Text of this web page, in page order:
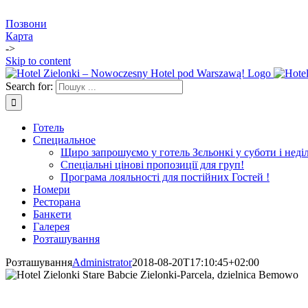
Позвони
Карта
->
Skip to content
Search for:
Готель
Специальное
Щиро запрошуємо у готель Зєльонкі у суботи і
Спеціальні цінові пропозиції для груп!
Програма лояльності для постійних Гостей !
Номери
Ресторана
Банкети
Галерея
Розташування
РозташуванняAdministrator2018-08-20T17:10:45+02:00